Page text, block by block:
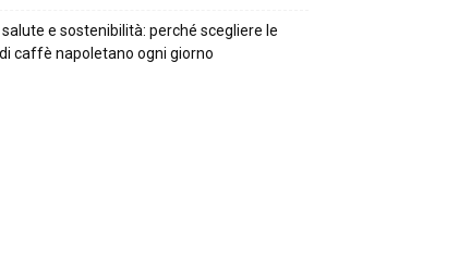
e sostenibilità: perché scegliere le
caffè napoletano ogni giorno